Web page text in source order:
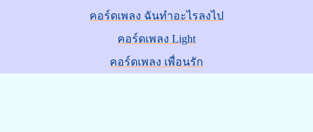
คอร์ดเพลง ฉันทำอะไรลงไป
คอร์ดเพลง Light
คอร์ดเพลง เพื่อนรัก